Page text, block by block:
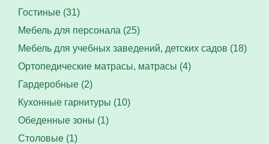
Гостиные (31)
Мебель для персонала (25)
Мебель для учебных заведений, детских садов (18)
Ортопедические матрасы, матрасы (4)
Гардеробные (2)
Кухонные гарнитуры (10)
Обеденные зоны (1)
Столовые (1)